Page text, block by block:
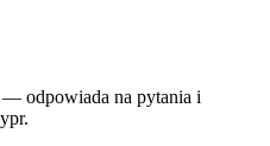
odpowiada na pytania i